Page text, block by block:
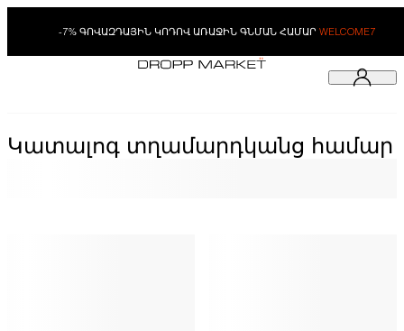
-7% ԳՈՎԱԶԴԱՅԻՆ ԿՈԴՈՎ ԱՌԱՋԻՆ ԳՆՄԱՆ ՀԱՄԱՐ WELCOME7
Կատալոգ տղամարդկանց համար